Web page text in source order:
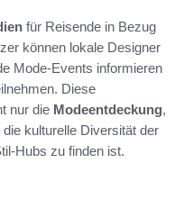
für Reisende in Bezug
können lokale Designer
Mode-Events informieren
Diese
nur die Modeentdeckung,
kulturelle Diversität der
Hubs zu finden ist.